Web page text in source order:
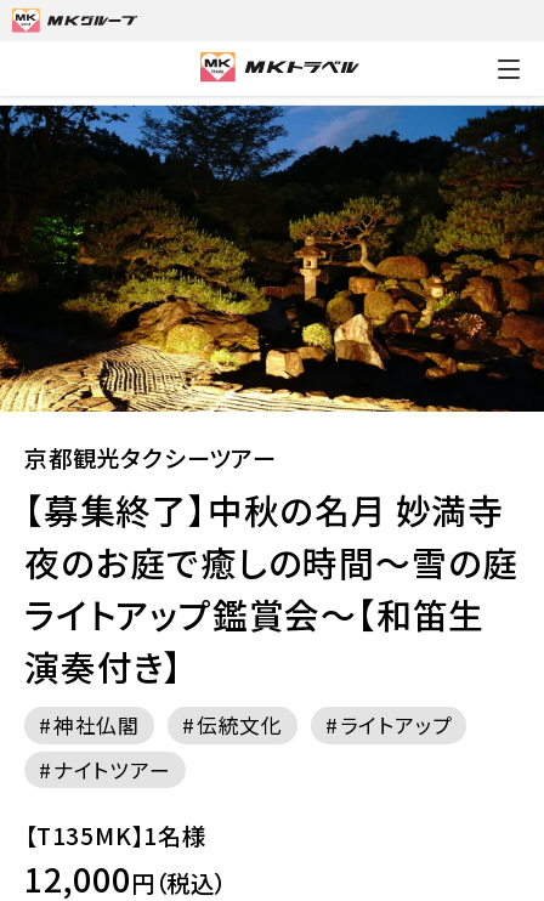
京都観光タクシーツアー 【募集終了】中秋
京都観光タクシーツアー
【募集終了】中秋の名月 妙満寺
夜のお庭で癒しの時間～雪の庭
ライトアップ鑑賞会～【和笛生
演奏付き】
神社仏閣 伝統文化
ライトアップ
ナイトツアー
【T135MK】1名様
12,000円（税込）